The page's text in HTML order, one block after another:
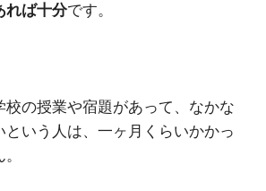
れば十分です。
校の授業や宿題があって、なかな
という人は、一ヶ月くらいかかっ